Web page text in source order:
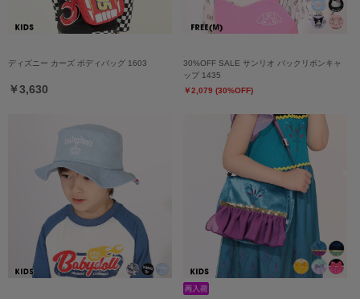
ディズニー カーズ ボディバッグ 1603
￥3,630
30%OFF SALE サンリオ バックリボンキャ
ップ 1435
￥2,079 (30%OFF)